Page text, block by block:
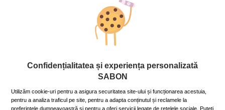
Activează autentificarea automată
INTRĂ ÎN CONT
Confidențialitatea și experiența personalizată
SABON
Utilizăm cookie-uri pentru a asigura securitatea site-ului și funcționarea acestuia,
pentru a analiza traficul pe site, pentru a adapta conținutul și reclamele la
preferințele dumneavoastră și pentru a oferi servicii legate de rețelele sociale. Puteți